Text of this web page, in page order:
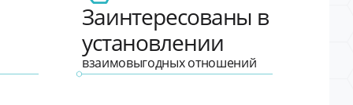
Заинтересованы в
установлении
взаимовыгодных отношений